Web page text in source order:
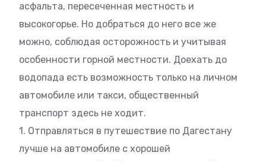
асфальта, пересеченная местность и
высокогорье. Но добраться до него все же
можно, соблюдая осторожность и учитывая
особенности горной местности. Доехать до
водопада есть возможность только на личном
автомобиле или такси, общественный
транспорт здесь не ходит.
1. Отправляться в путешествие по Дагестану
лучше на автомобиле с хорошей